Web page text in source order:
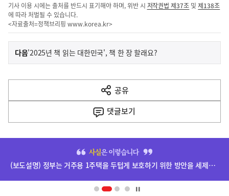
기사 이용 시에는 출처를 반드시 표기해야 하며, 위반 시 저작권법 제37조 및제138조
에 따라 처벌될 수 있습니다.
<자료출처=정책브리핑 www.korea.kr>
이
전
다
음
다음기
'2025년 책 읽는 대한민국', 책 한 장 할래요?
공유
열
기
댓글보기
(보도설명) 정부는 거주용 1주택을 두텁게 보호하기 위한 방안을 세제개편안에 담았습니다.